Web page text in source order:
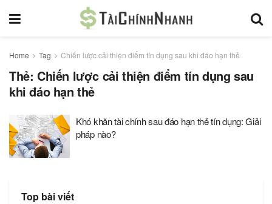
Home Tag Chiến lược cải thiện điểm tín dụng sau khi đáo hạn thẻ
Thẻ: Chiến lược cải thiện điểm tín dụng sau
khi đáo hạn thẻ
Khó khăn tài chính sau đáo hạn thẻ tín dụng: Giải
pháp nào?
Top bài viết